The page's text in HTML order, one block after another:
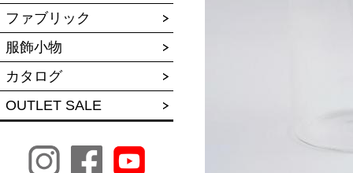
ファブリック
服飾小物
カタログ
OUTLET SALE